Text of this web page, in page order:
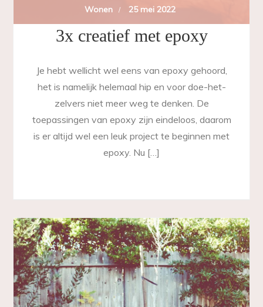
Wonen 25 mei 2022
3x creatief met epoxy
Je hebt wellicht wel eens van epoxy gehoord,
het is namelijk helemaal hip en voor doe-het-
zelvers niet meer weg te denken. De
toepassingen van epoxy zijn eindeloos, daarom
is er altijd wel een leuk project te beginnen met
epoxy. Nu […]